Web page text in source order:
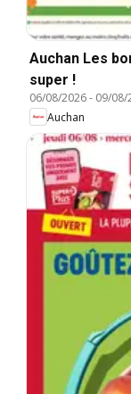
Auchan Les
super !
06/08/2026- 09/08/
Auchan